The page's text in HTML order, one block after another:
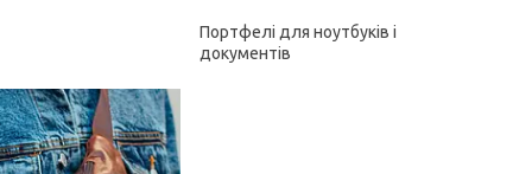
Портфелі для ноутбуків і
документів